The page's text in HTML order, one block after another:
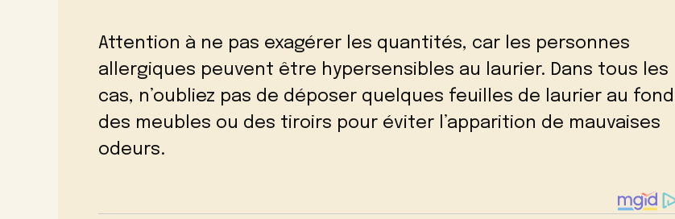
Attention à ne pas exagérer les quantités, car les personnes
allergiques peuvent être hypersensibles au laurier. Dans tous les
cas, n’oubliez pas de déposer quelques feuilles de laurier au fond
des meubles ou des tiroirs pour éviter l’apparition de mauvaises
odeurs.